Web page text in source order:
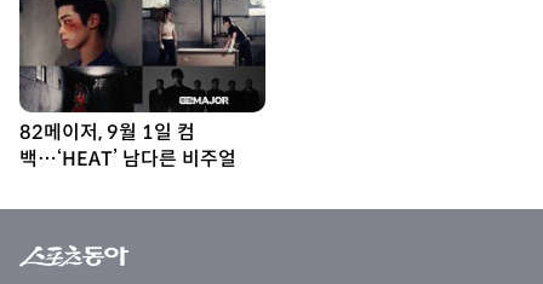
82메이저, 9월 1일 컴
백…‘HEAT’ 남다른 비주얼